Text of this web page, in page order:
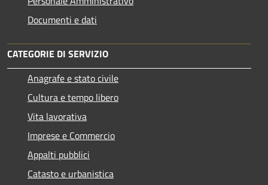
Documenti e dati
CATEGORIE DI SERVIZIO
Anagrafe e stato civile
Cultura e tempo libero
Vita lavorativa
Imprese e Commercio
Appalti pubblici
Catasto e urbanistica